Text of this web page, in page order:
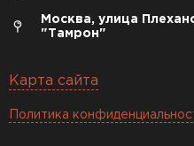
Москва, улица
"Тамрон"
Карта сайта
Политика